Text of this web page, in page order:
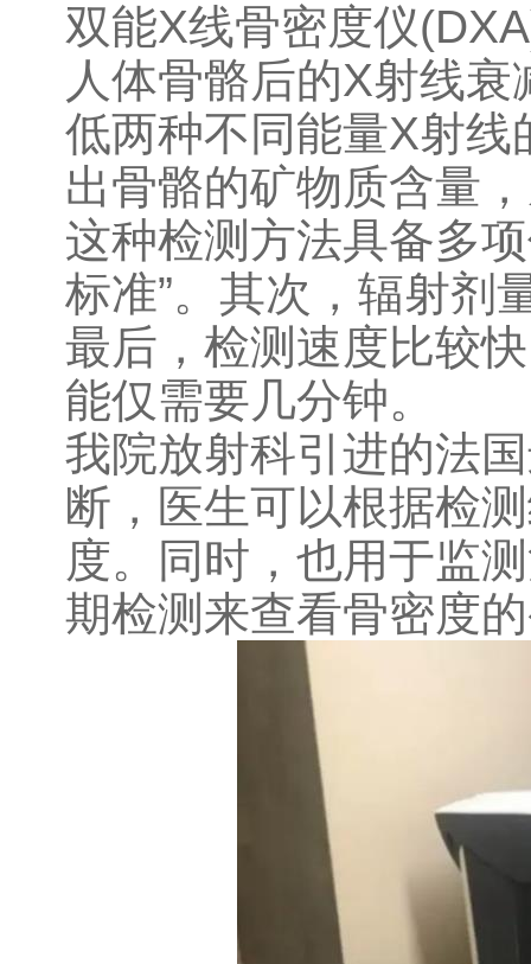
双能X线骨密度仪
人体骨骼后的X射线
低两种不同能量X射
出骨骼的矿物质含量
这种检测方法具备多
标准”。其次，辐射剂
最后，检测速度比较
能仅需要几分钟。
我院放射科引进的法
断，医生可以根据检
度。同时，也用于监
期检测来查看骨密度